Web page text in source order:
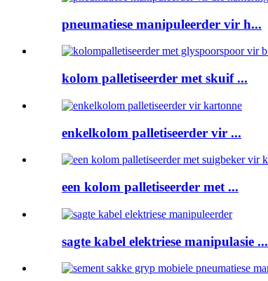
pneumatiese manipuleerder vir h...
kolom palletiseerder met skuif ...
enkelkolom palletiseerder vir ...
een kolom palletiseerder met ...
sagte kabel elektriese manipulasie ...